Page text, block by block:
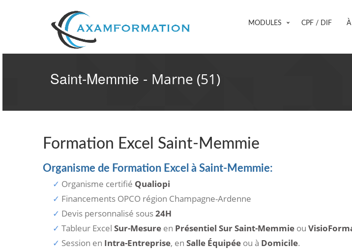
MODULES CPF / DIF À
Saint-Memmie - Marne (51)
Formation Excel Saint-Memmie
Organisme de Formation Excel à Saint-Memmie:
Organisme certifié Qualiopi
Financements OPCO région Champagne-Ardenne
Devis personnalisé sous24H
Tableur Excel Sur-Mesure en Présentiel Sur Saint-Memmie ou
Session en Intra-Entreprise, en Salle Équipée ou à Domicile.